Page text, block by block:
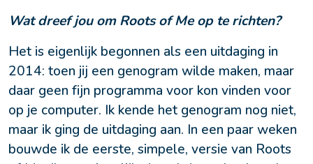
Wat dreef jou om Roots of Me op te richten?
Het is eigenlijk begonnen als een uitdaging in
2014: toen jij een genogram wilde maken, maar
daar geen fijn programma voor kon vinden voor
op je computer. Ik kende het genogram nog niet,
maar ik ging de uitdaging aan. In een paar weken
bouwde ik de eerste, simpele, versie van Roots